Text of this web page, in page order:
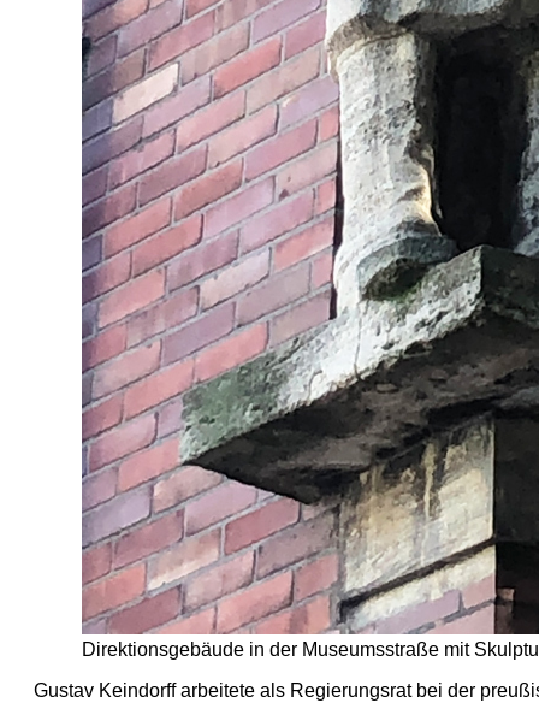
Direktionsgebäude in der Museumsstraße mit
Gustav Keindorff arbeitete als Regierungsrat bei der